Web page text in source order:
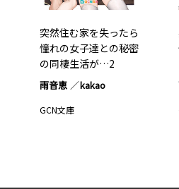
突然住む家を失ったら
憧れの女子達との秘密
の同棲生活が…2
雨音恵 kakao
GCN文庫